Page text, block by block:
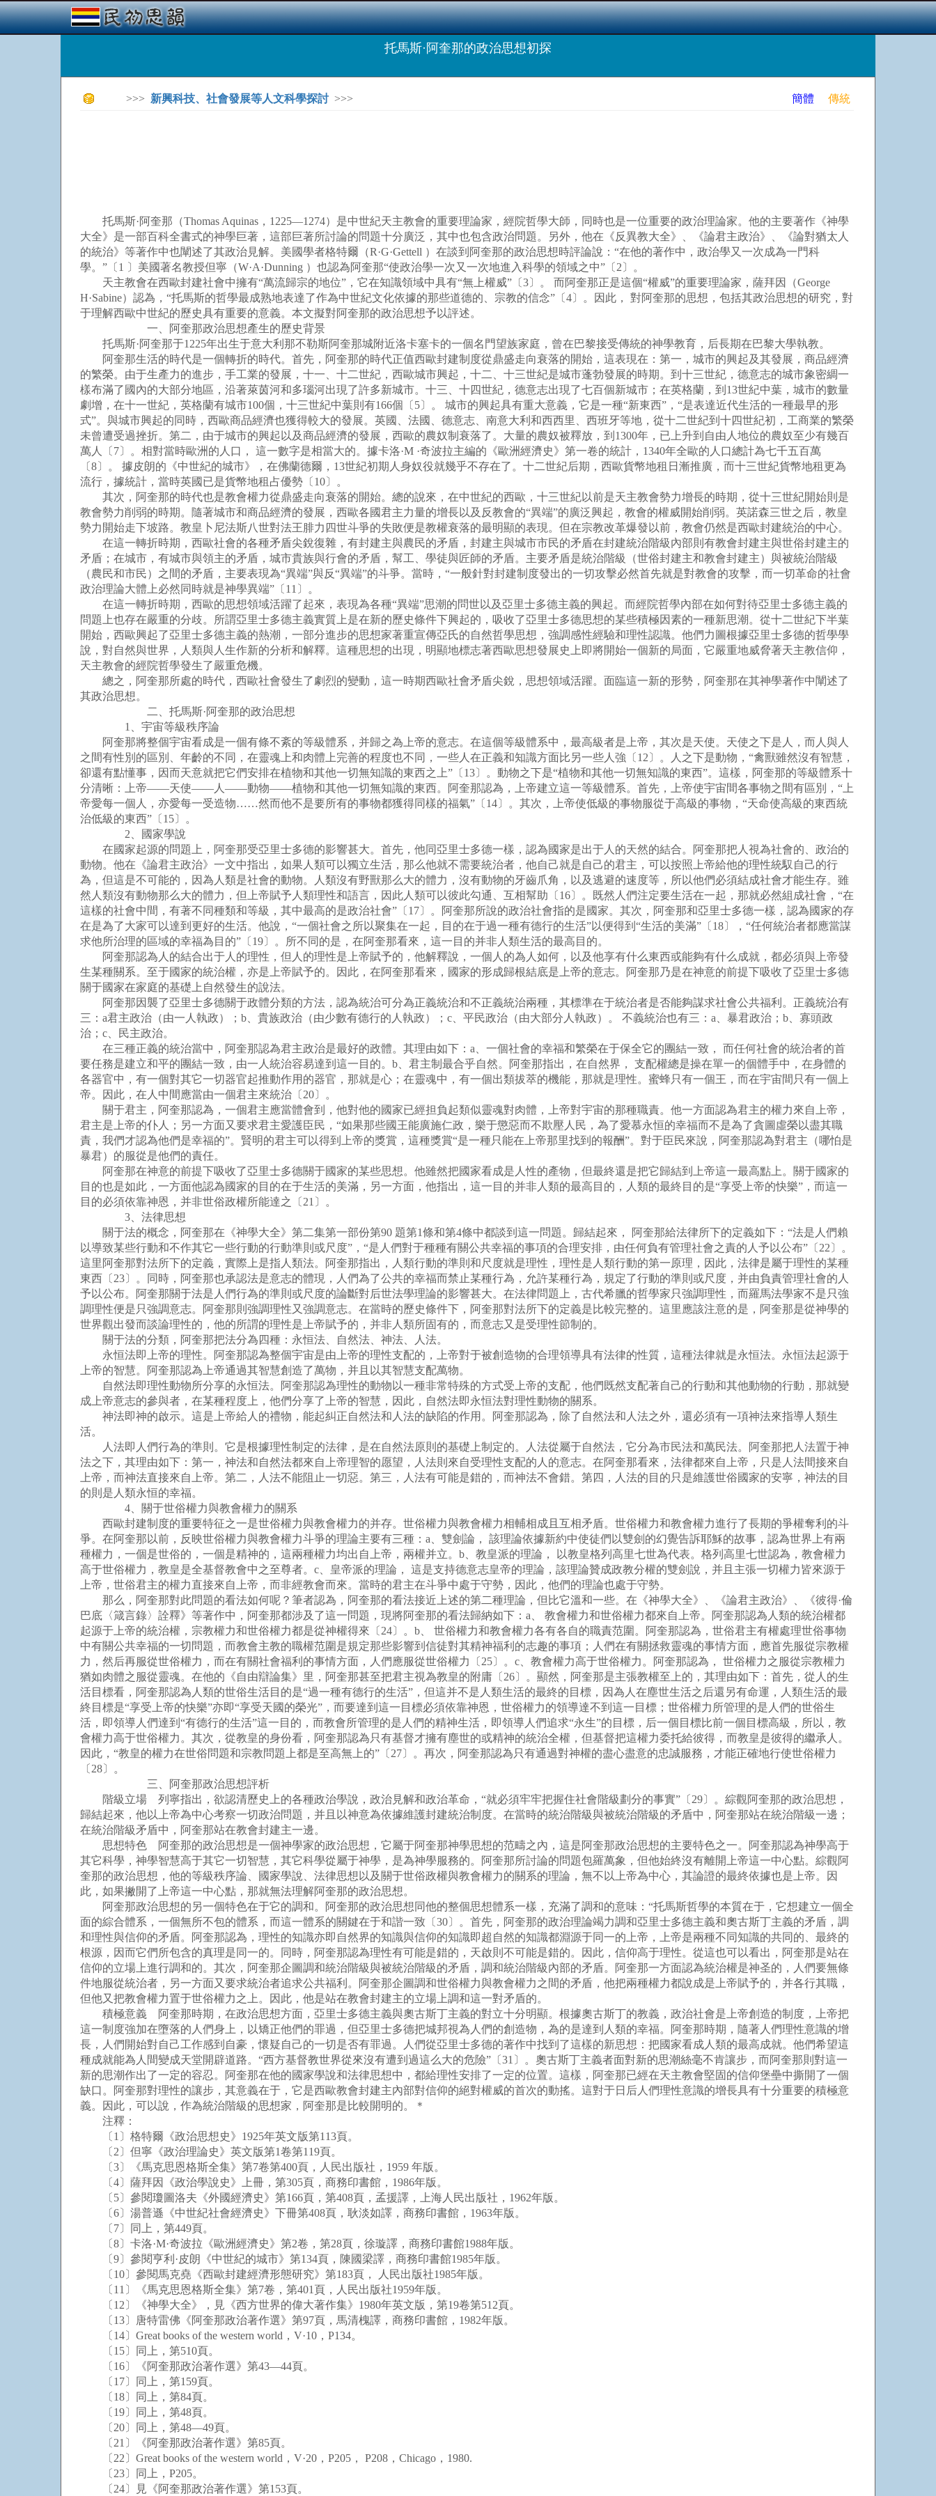
托馬斯·阿奎那的政治思想初探
>>> 新興科技、社會發展等人文科學探討>>> 簡體 傳統
托馬斯·阿奎那（Thomas Aquinas，1225—1274）是中世紀天主教會的重要理論家，經院哲學大師，同時也是一位重要的政治理論家。他的主要著作《神學
大全》是一部百科全書式的神學巨著，這部巨著所討論的問題十分廣泛，其中也包含政治問題。另外，他在《反異教大全》、《論君主政治》、《論對猶太人
的統治》等著作中也闡述了其政治見解。美國學者格特爾（R·G·Gettell ）在談到阿奎那的政治思想時評論說：“在他的著作中，政治學又一次成為一門科
學。”〔1 〕美國著名教授但寧（W·A·Dunning ）也認為阿奎那“使政治學一次又一次地進入科學的領域之中”〔2〕。
天主教會在西歐封建社會中擁有“萬流歸宗的地位”，它在知識領域中具有“無上權威”〔3〕。 而阿奎那正是這個“權威”的重要理論家，薩拜因（George
H·Sabine）認為，“托馬斯的哲學最成熟地表達了作為中世紀文化依據的那些道德的、宗教的信念”〔4〕。因此， 對阿奎那的思想，包括其政治思想的研究，對
于理解西歐中世紀的歷史具有重要的意義。本文擬對阿奎那的政治思想予以評述。
一、阿奎那政治思想產生的歷史背景
托馬斯·阿奎那于1225年出生于意大利那不勒斯阿奎那城附近洛卡塞卡的一個名門望族家庭，曾在巴黎接受傳統的神學教育，后長期在巴黎大學執教。
阿奎那生活的時代是一個轉折的時代。首先，阿奎那的時代正值西歐封建制度從鼎盛走向衰落的開始，這表現在：第一，城市的興起及其發展，商品經濟
的繁榮。由于生產力的進步，手工業的發展，十一、十二世紀，西歐城市興起，十二、十三世紀是城市蓬勃發展的時期。到十三世紀，德意志的城市象密綢一
樣布滿了國內的大部分地區，沿著萊茵河和多瑙河出現了許多新城市。十三、十四世紀，德意志出現了七百個新城市；在英格蘭，到13世紀中葉，城市的數量
劇增，在十一世紀，英格蘭有城市100個，十三世紀中葉則有166個〔5〕。 城市的興起具有重大意義，它是一種“新東西”，“是表達近代生活的一種最早的形
式”。與城市興起的同時，西歐商品經濟也獲得較大的發展。英國、法國、德意志、南意大利和西西里、西班牙等地，從十二世紀到十四世紀初，工商業的繁榮
未曾遭受過挫折。第二，由于城市的興起以及商品經濟的發展，西歐的農奴制衰落了。大量的農奴被釋放，到1300年，已上升到自由人地位的農奴至少有幾百
萬人〔7〕。相對當時歐洲的人口， 這一數字是相當大的。據卡洛·M ·奇波拉主編的《歐洲經濟史》第一卷的統計，1340年全歐的人口總計為七千五百萬
〔8〕。 據皮朗的《中世紀的城市》，在佛蘭德爾，13世紀初期人身奴役就幾乎不存在了。十二世紀后期，西歐貨幣地租日漸推廣，而十三世紀貨幣地租更為
流行，據統計，當時英國已是貨幣地租占優勢〔10〕。
其次，阿奎那的時代也是教會權力從鼎盛走向衰落的開始。總的說來，在中世紀的西歐，十三世紀以前是天主教會勢力增長的時期，從十三世紀開始則是
教會勢力削弱的時期。隨著城市和商品經濟的發展，西歐各國君主力量的增長以及反教會的“異端”的廣泛興起，教會的權威開始削弱。英諾森三世之后，教皇
勢力開始走下坡路。教皇卜尼法斯八世對法王腓力四世斗爭的失敗便是教權衰落的最明顯的表現。但在宗教改革爆發以前，教會仍然是西歐封建統治的中心。
在這一轉折時期，西歐社會的各種矛盾尖銳復雜，有封建主與農民的矛盾，封建主與城市市民的矛盾在封建統治階級內部則有教會封建主與世俗封建主的
矛盾；在城市，有城市與領主的矛盾，城市貴族與行會的矛盾，幫工、學徒與匠師的矛盾。主要矛盾是統治階級（世俗封建主和教會封建主）與被統治階級
（農民和市民）之間的矛盾，主要表現為“異端”與反“異端”的斗爭。當時，“一般針對封建制度發出的一切攻擊必然首先就是對教會的攻擊，而一切革命的社會
政治理論大體上必然同時就是神學異端”〔11〕。
在這一轉折時期，西歐的思想領域活躍了起來，表現為各種“異端”思潮的問世以及亞里士多德主義的興起。而經院哲學內部在如何對待亞里士多德主義的
問題上也存在嚴重的分歧。所謂亞里士多德主義實質上是在新的歷史條件下興起的，吸收了亞里士多德思想的某些積極因素的一種新思潮。從十二世紀下半葉
開始，西歐興起了亞里士多德主義的熱潮，一部分進步的思想家著重宣傳亞氏的自然哲學思想，強調感性經驗和理性認識。他們力圖根據亞里士多德的哲學學
說，對自然與世界，人類與人生作新的分析和解釋。這種思想的出現，明顯地標志著西歐思想發展史上即將開始一個新的局面，它嚴重地威脅著天主教信仰，
天主教會的經院哲學發生了嚴重危機。
總之，阿奎那所處的時代，西歐社會發生了劇烈的變動，這一時期西歐社會矛盾尖銳，思想領域活躍。面臨這一新的形勢，阿奎那在其神學著作中闡述了
其政治思想。
二、托馬斯·阿奎那的政治思想
1、宇宙等級秩序論
阿奎那將整個宇宙看成是一個有條不紊的等級體系，并歸之為上帝的意志。在這個等級體系中，最高級者是上帝，其次是天使。天使之下是人，而人與人
之間有性別的區別、年齡的不同，在靈魂上和肉體上完善的程度也不同，一些人在正義和知識方面比另一些人強〔12〕。人之下是動物，“禽獸雖然沒有智慧，
卻還有點懂事，因而天意就把它們安排在植物和其他一切無知識的東西之上”〔13〕。動物之下是“植物和其他一切無知識的東西”。這樣，阿奎那的等級體系十
分清晰：上帝——天使——人——動物——植物和其他一切無知識的東西。阿奎那認為，上帝建立這一等級體系。首先，上帝使宇宙間各事物之間有區別，“上
帝愛每一個人，亦愛每一受造物……然而他不是要所有的事物都獲得同樣的福氣”〔14〕。其次，上帝使低級的事物服從于高級的事物，“天命使高級的東西統
治低級的東西”〔15〕。
2、國家學說
在國家起源的問題上，阿奎那受亞里士多德的影響甚大。首先，他同亞里士多德一樣，認為國家是出于人的天然的結合。阿奎那把人視為社會的、政治的
動物。他在《論君主政治》一文中指出，如果人類可以獨立生活，那么他就不需要統治者，他自己就是自己的君主，可以按照上帝給他的理性統馭自己的行
為，但這是不可能的，因為人類是社會的動物。人類沒有野獸那么大的體力，沒有動物的牙齒爪角，以及逃避的速度等，所以他們必須結成社會才能生存。雖
然人類沒有動物那么大的體力，但上帝賦予人類理性和語言，因此人類可以彼此勾通、互相幫助〔16〕。既然人們注定要生活在一起，那就必然組成社會，“在
這樣的社會中間，有著不同種類和等級，其中最高的是政治社會”〔17〕。阿奎那所說的政治社會指的是國家。其次，阿奎那和亞里士多德一樣，認為國家的存
在是為了大家可以達到更好的生活。他說，“一個社會之所以聚集在一起，目的在于過一種有德行的生活”以便得到“生活的美滿”〔18〕，“任何統治者都應當謀
求他所治理的區域的幸福為目的”〔19〕。所不同的是，在阿奎那看來，這一目的并非人類生活的最高目的。
阿奎那認為人的結合出于人的理性，但人的理性是上帝賦予的，他解釋說，一個人的為人如何，以及他享有什么東西或能夠有什么成就，都必須與上帝發
生某種關系。至于國家的統治權，亦是上帝賦予的。因此，在阿奎那看來，國家的形成歸根結底是上帝的意志。阿奎那乃是在神意的前提下吸收了亞里士多德
關于國家在家庭的基礎上自然發生的說法。
阿奎那因襲了亞里士多德關于政體分類的方法，認為統治可分為正義統治和不正義統治兩種，其標準在于統治者是否能夠謀求社會公共福利。正義統治有
三：a君主政治（由一人執政）；b、貴族政治（由少數有德行的人執政）；c、平民政治（由大部分人執政）。 不義統治也有三：a、暴君政治；b、寡頭政
治；c、民主政治。
在三種正義的統治當中，阿奎那認為君主政治是最好的政體。其理由如下：a、一個社會的幸福和繁榮在于保全它的團結一致， 而任何社會的統治者的首
要任務是建立和平的團結一致，由一人統治容易達到這一目的。b、君主制最合乎自然。阿奎那指出，在自然界， 支配權總是操在單一的個體手中，在身體的
各器官中，有一個對其它一切器官起推動作用的器官，那就是心；在靈魂中，有一個出類拔萃的機能，那就是理性。蜜蜂只有一個王，而在宇宙間只有一個上
帝。因此，在人中間應當由一個君主來統治〔20〕。
關于君主，阿奎那認為，一個君主應當體會到，他對他的國家已經担負起類似靈魂對肉體，上帝對宇宙的那種職責。他一方面認為君主的權力來自上帝，
君主是上帝的仆人；另一方面又要求君主愛護臣民，“如果那些國王能廣施仁政，樂于懲惡而不欺壓人民，為了愛慕永恒的幸福而不是為了貪圖虛榮以盡其職
責，我們才認為他們是幸福的”。賢明的君主可以得到上帝的獎賞，這種獎賞“是一種只能在上帝那里找到的報酬”。對于臣民來說，阿奎那認為對君主（哪怕是
暴君）的服從是他們的責任。
阿奎那在神意的前提下吸收了亞里士多德關于國家的某些思想。他雖然把國家看成是人性的產物，但最終還是把它歸結到上帝這一最高點上。關于國家的
目的也是如此，一方面他認為國家的目的在于生活的美滿，另一方面，他指出，這一目的并非人類的最高目的，人類的最終目的是“享受上帝的快樂”，而這一
目的必須依靠神恩，并非世俗政權所能達之〔21〕。
3、法律思想
關于法的概念，阿奎那在《神學大全》第二集第一部份第90 題第1條和第4條中都談到這一問題。歸結起來， 阿奎那給法律所下的定義如下：“法是人們賴
以導致某些行動和不作其它一些行動的行動準則或尺度”，“是人們對于種種有關公共幸福的事項的合理安排，由任何負有管理社會之責的人予以公布”〔22〕。
這里阿奎那對法所下的定義，實際上是指人類法。阿奎那指出，人類行動的準則和尺度就是理性，理性是人類行動的第一原理，因此，法律是屬于理性的某種
東西〔23〕。同時，阿奎那也承認法是意志的體現，人們為了公共的幸福而禁止某種行為，允許某種行為，規定了行動的準則或尺度，并由負責管理社會的人
予以公布。阿奎那關于法是人們行為的準則或尺度的論斷對后世法學理論的影響甚大。在法律問題上，古代希臘的哲學家只強調理性，而羅馬法學家不是只強
調理性便是只強調意志。阿奎那則強調理性又強調意志。在當時的歷史條件下，阿奎那對法所下的定義是比較完整的。這里應該注意的是，阿奎那是從神學的
世界觀出發而談論理性的，他的所謂的理性是上帝賦予的，并非人類所固有的，而意志又是受理性節制的。
關于法的分類，阿奎那把法分為四種：永恒法、自然法、神法、人法。
永恒法即上帝的理性。阿奎那認為整個宇宙是由上帝的理性支配的，上帝對于被創造物的合理領導具有法律的性質，這種法律就是永恒法。永恒法起源于
上帝的智慧。阿奎那認為上帝通過其智慧創造了萬物，并且以其智慧支配萬物。
自然法即理性動物所分享的永恒法。阿奎那認為理性的動物以一種非常特殊的方式受上帝的支配，他們既然支配著自己的行動和其他動物的行動，那就變
成上帝意志的參與者，在某種程度上，他們分享了上帝的智慧，因此，自然法即永恒法對理性動物的關系。
神法即神的啟示。這是上帝給人的禮物，能起糾正自然法和人法的缺陷的作用。阿奎那認為，除了自然法和人法之外，還必須有一項神法來指導人類生
活。
人法即人們行為的準則。它是根據理性制定的法律，是在自然法原則的基礎上制定的。人法從屬于自然法，它分為市民法和萬民法。阿奎那把人法置于神
法之下，其理由如下：第一，神法和自然法都來自上帝理智的愿望，人法則來自受理性支配的人的意志。在阿奎那看來，法律都來自上帝，只是人法間接來自
上帝，而神法直接來自上帝。第二，人法不能阻止一切惡。第三，人法有可能是錯的，而神法不會錯。第四，人法的目的只是維護世俗國家的安寧，神法的目
的則是人類永恒的幸福。
4、關于世俗權力與教會權力的關系
西歐封建制度的重要特征之一是世俗權力與教會權力的并存。世俗權力與教會權力相輔相成且互相矛盾。世俗權力和教會權力進行了長期的爭權奪利的斗
爭。在阿奎那以前，反映世俗權力與教會權力斗爭的理論主要有三種：a、雙劍論， 該理論依據新約中使徒們以雙劍的幻覺告訴耶穌的故事，認為世界上有兩
種權力，一個是世俗的，一個是精神的，這兩種權力均出自上帝，兩權并立。b、教皇派的理論， 以教皇格列高里七世為代表。格列高里七世認為，教會權力
高于世俗權力，教皇是全基督教會中之至尊者。c、皇帝派的理論， 這是支持德意志皇帝的理論，該理論贊成政教分權的雙劍說，并且主張一切權力皆來源于
上帝，世俗君主的權力直接來自上帝，而非經教會而來。當時的君主在斗爭中處于守勢，因此，他們的理論也處于守勢。
那么，阿奎那對此問題的看法如何呢？筆者認為，阿奎那的看法接近上述的第二種理論，但比它溫和一些。在《神學大全》、《論君主政治》、《彼得·倫
巴底〈箴言錄〉詮釋》等著作中，阿奎那都涉及了這一問題，現將阿奎那的看法歸納如下：a、 教會權力和世俗權力都來自上帝。阿奎那認為人類的統治權都
起源于上帝的統治權，宗教權力和世俗權力都是從神權得來〔24〕。b、 世俗權力和教會權力各有各自的職責范圍。阿奎那認為，世俗君主有權處理世俗事物
中有關公共幸福的一切問題，而教會主教的職權范圍是規定那些影響到信徒對其精神福利的志趣的事項；人們在有關拯救靈魂的事情方面，應首先服從宗教權
力，然后再服從世俗權力，而在有關社會福利的事情方面，人們應服從世俗權力〔25〕。c、教會權力高于世俗權力。阿奎那認為， 世俗權力之服從宗教權力
猶如肉體之服從靈魂。在他的《自由辯論集》里，阿奎那甚至把君主視為教皇的附庸〔26〕。顯然，阿奎那是主張教權至上的，其理由如下：首先，從人的生
活目標看，阿奎那認為人類的世俗生活目的是“過一種有德行的生活”，但這并不是人類生活的最終的目標，因為人在塵世生活之后還另有命運，人類生活的最
終目標是“享受上帝的快樂”亦即“享受天國的榮光”，而要達到這一目標必須依靠神恩，世俗權力的領導達不到這一目標；世俗權力所管理的是人們的世俗生
活，即領導人們達到“有德行的生活”這一目的，而教會所管理的是人們的精神生活，即領導人們追求“永生”的目標，后一個目標比前一個目標高級，所以，教
會權力高于世俗權力。其次，從教皇的身份看，阿奎那認為只有基督才擁有塵世的或精神的統治全權，但基督把這權力委托給彼得，而教皇是彼得的繼承人。
因此，“教皇的權力在世俗問題和宗教問題上都是至高無上的”〔27〕。再次，阿奎那認為只有通過對神權的盡心盡意的忠誠服務，才能正確地行使世俗權力
〔28〕。
三、阿奎那政治思想評析
階級立場 列寧指出，欲認清歷史上的各種政治學說，政治見解和政治革命，“就必須牢牢把握住社會階級劃分的事實”〔29〕。綜觀阿奎那的政治思想，
歸結起來，他以上帝為中心考察一切政治問題，并且以神意為依據維護封建統治制度。在當時的統治階級與被統治階級的矛盾中，阿奎那站在統治階級一邊；
在統治階級矛盾中，阿奎那站在教會封建主一邊。
思想特色 阿奎那的政治思想是一個神學家的政治思想，它屬于阿奎那神學思想的范疇之內，這是阿奎那政治思想的主要特色之一。阿奎那認為神學高于
其它科學，神學智慧高于其它一切智慧，其它科學從屬于神學，是為神學服務的。阿奎那所討論的問題包羅萬象，但他始終沒有離開上帝這一中心點。綜觀阿
奎那的政治思想，他的等級秩序論、國家學說、法律思想以及關于世俗政權與教會權力的關系的理論，無不以上帝為中心，其論證的最終依據也是上帝。因
此，如果撇開了上帝這一中心點，那就無法理解阿奎那的政治思想。
阿奎那政治思想的另一個特色在于它的調和。阿奎那的政治思想同他的整個思想體系一樣，充滿了調和的意味：“托馬斯哲學的本質在于，它想建立一個全
面的綜合體系，一個無所不包的體系，而這一體系的關鍵在于和諧一致〔30〕。首先，阿奎那的政治理論竭力調和亞里士多德主義和奧古斯丁主義的矛盾，調
和理性與信仰的矛盾。阿奎那認為，理性的知識亦即自然界的知識與信仰的知識即超自然的知識都淵源于同一的上帝，上帝是兩種不同知識的共同的、最終的
根源，因而它們所包含的真理是同一的。同時，阿奎那認為理性有可能是錯的，天啟則不可能是錯的。因此，信仰高于理性。從這也可以看出，阿奎那是站在
信仰的立場上進行調和的。其次，阿奎那企圖調和統治階級與被統治階級的矛盾，調和統治階級內部的矛盾。阿奎那一方面認為統治權是神圣的，人們要無條
件地服從統治者，另一方面又要求統治者追求公共福利。阿奎那企圖調和世俗權力與教會權力之間的矛盾，他把兩種權力都說成是上帝賦予的，并各行其職，
但他又把教會權力置于世俗權力之上。因此，他是站在教會封建主的立場上調和這一對矛盾的。
積極意義 阿奎那時期，在政治思想方面，亞里士多德主義與奧古斯丁主義的對立十分明顯。根據奧古斯丁的教義，政治社會是上帝創造的制度，上帝把
這一制度強加在墮落的人們身上，以矯正他們的罪過，但亞里士多德把城邦視為人們的創造物，為的是達到人類的幸福。阿奎那時期，隨著人們理性意識的增
長，人們開始對自己工作感到自豪，懷疑自己的一切是否有罪過。人們從亞里士多德的著作中找到了這樣的新思想：把國家看成人類的最高成就。他們希望這
種成就能為人間變成天堂開辟道路。“西方基督教世界從來沒有遭到過這么大的危險”〔31〕。奧古斯丁主義者面對新的思潮絲毫不肯讓步，而阿奎那則對這一
新的思潮作出了一定的容忍。阿奎那在他的國家學說和法律思想中，都給理性安排了一定的位置。這樣，阿奎那已經在天主教會堅固的信仰堡壘中撕開了一個
缺口。阿奎那對理性的讓步，其意義在于，它是西歐教會封建主內部對信仰的絕對權威的首次的動搖。這對于日后人們理性意識的增長具有十分重要的積極意
義。因此，可以說，作為統治階級的思想家，阿奎那是比較開明的。＊
注釋：
〔1〕格特爾《政治思想史》1925年英文版第113頁。
〔2〕但寧《政治理論史》英文版第1卷第119頁。
〔3〕《馬克思恩格斯全集》第7卷第400頁，人民出版社，1959 年版。
〔4〕薩拜因《政治學說史》上冊，第305頁，商務印書館，1986年版。
〔5〕參閱瓊圖洛夫《外國經濟史》第166頁，第408頁，孟援譯，上海人民出版社，1962年版。
〔6〕湯普遜《中世紀社會經濟史》下冊第408頁，耿淡如譯，商務印書館，1963年版。
〔7〕同上，第449頁。
〔8〕卡洛·M·奇波拉《歐洲經濟史》第2卷，第28頁，徐璇譯，商務印書館1988年版。
〔9〕參閱亨利·皮朗《中世紀的城市》第134頁，陳國梁譯，商務印書館1985年版。
〔10〕參閱馬克堯《西歐封建經濟形態研究》第183頁， 人民出版社1985年版。
〔11〕《馬克思恩格斯全集》第7卷，第401頁，人民出版社1959年版。
〔12〕《神學大全》，見《西方世界的偉大著作集》1980年英文版，第19卷第512頁。
〔13〕唐特雷佛《阿奎那政治著作選》第97頁，馬清槐譯，商務印書館，1982年版。
〔14〕Great books of the western world，V·10，P134。
〔15〕同上，第510頁。
〔16〕《阿奎那政治著作選》第43—44頁。
〔17〕同上，第159頁。
〔18〕同上，第84頁。
〔19〕同上，第48頁。
〔20〕同上，第48—49頁。
〔21〕《阿奎那政治著作選》第85頁。
〔22〕Great books of the western world，V·20，P205， P208，Chicago，1980.
〔23〕同上，P205。
〔24〕見《阿奎那政治著作選》第153頁。